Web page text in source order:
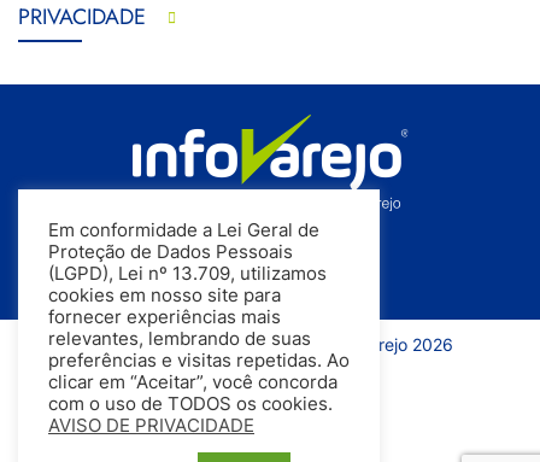
PRIVACIDADE
Todos os direitos reservados | InfoVarejo 2026
Em conformidade a Lei Geral de
Proteção de Dados Pessoais
(LGPD), Lei nº 13.709, utilizamos
cookies em nosso site para
fornecer experiências mais
relevantes, lembrando de suas
preferências e visitas repetidas. Ao
clicar em “Aceitar”, você concorda
com o uso de TODOS os cookies.
AVISO DE PRIVACIDADE